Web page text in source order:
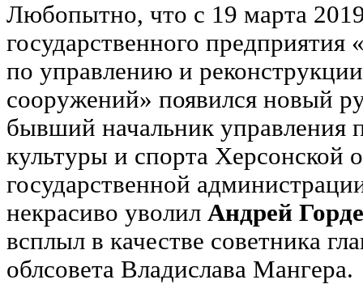
Любопытно, что с 19 марта
государственного предприятия
по управлению и
сооружений» появился новый
бывший начальник управления
культуры и спорта Херсонской
государственной
некрасиво уволил Андрей
всплыл в качестве советника
облсовета Владислава Мангера.